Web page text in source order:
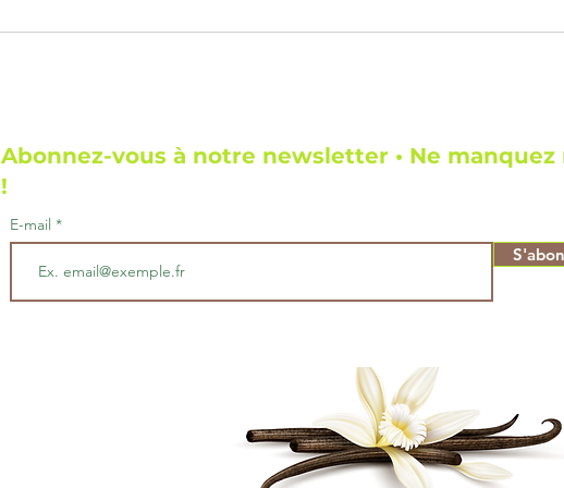
vanille passion Nîmes ? Ici, la
Découvrez
Abonnez-vous à notre newsletter • Ne manquez
!
E-mail